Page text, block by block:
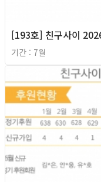
[193호] 친구사이
기간 : 7월